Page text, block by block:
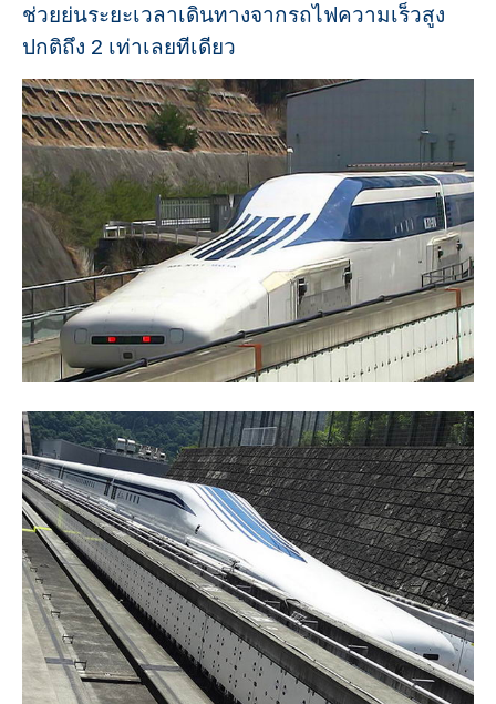
ช่วยย่นระยะเวลาเดินทางจากรถไฟความเร็วสูง
ปกติถึง 2 เท่าเลยทีเดียว